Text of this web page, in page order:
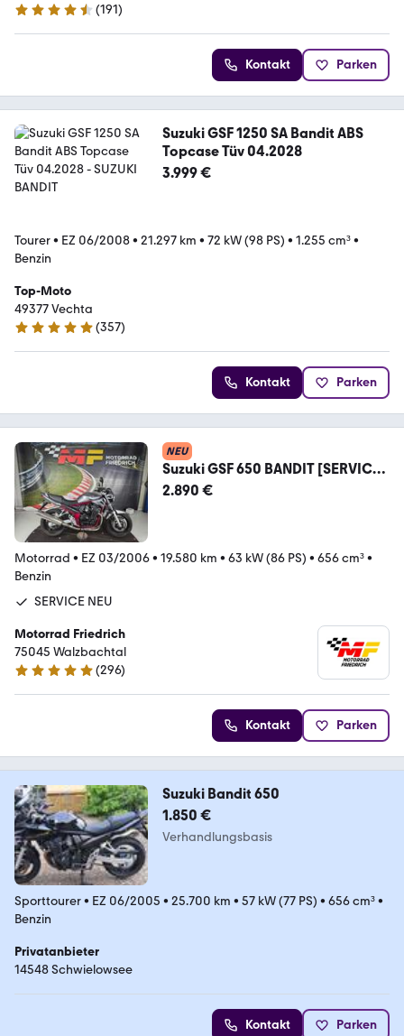
4.6 Sterne (191)
Kontakt Parken
Suzuki GSF 1250 SA Bandit ABS
Topcase Tüv 04.2028
3.999 €
Tourer• EZ 06/2008• 21.297 km • 72 kW (98 PS) • 1.255 cm³•
Benzin
Top-Moto
49377 Vechta
4.8 Sterne
(357)
Kontakt Parken
NEU
Suzuki GSF 650 BANDIT [SERVICE
NEU]
2.890 €
Motorrad • EZ 03/2006• 19.580 km • 63 kW (86 PS) • 656 cm³•
Benzin
SERVICE NEU
Motorrad Friedrich
75045 Walzbachtal
4.8 Sterne
(296)
Kontakt Parken
Suzuki Bandit 650
1.850 €
Verhandlungsbasis
Sporttourer• EZ 06/2005 • 25.700 km • 57 kW (77 PS) • 656 cm³•
Benzin
Privatanbieter
14548 Schwielowsee
Kontakt Parken